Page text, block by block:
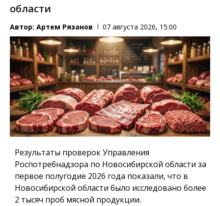
области
Автор: Артем Рязанов 07 августа 2026, 15:00
Результаты проверок Управления
Роспотребнадзора по Новосибирской области за
первое полугодие 2026 года показали, что в
Новосибирской области было исследовано более
2 тысяч проб мясной продукции.